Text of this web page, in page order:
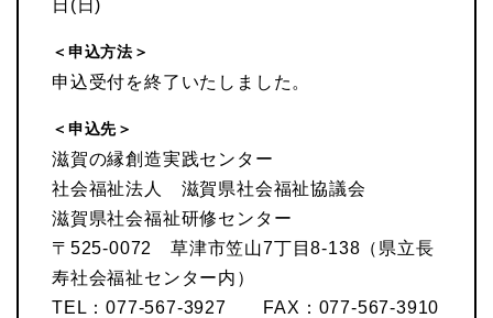
日(日)
＜申込方法＞
申込受付を終了いたしました。
＜申込先＞
滋賀の縁創造実践センター
社会福祉法人 滋賀県社会福祉協議会
滋賀県社会福祉研修センター
〒525-0072 草津市笠山7丁目8-138（県立長
寿社会福祉センター内）
TEL：077-567-3927 FAX：077-567-3910